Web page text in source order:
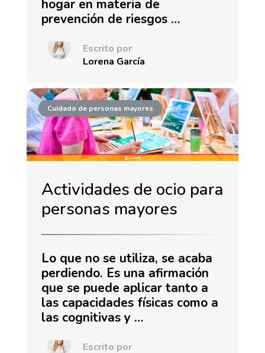
hogar en materia de
prevención de riesgos …
Escrito por
Lorena García
Cuidado de personas mayores
Actividades de ocio para
personas mayores
Lo que no se utiliza, se acaba
perdiendo. Es una afirmación
que se puede aplicar tanto a
las capacidades físicas como a
las cognitivas y …
Escrito por